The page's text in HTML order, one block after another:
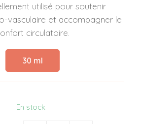
utilisé pour soutenir
vasculaire et accompagner le
circulatoire.
30 ml
En stock